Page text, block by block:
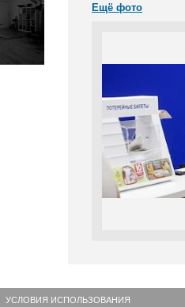
Ещё фото
УСЛОВИЯ ИСПОЛЬЗОВАНИЯ